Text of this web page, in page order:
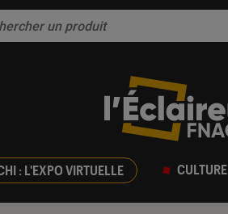
: L'EXPO VIRTUELLE CULTURE